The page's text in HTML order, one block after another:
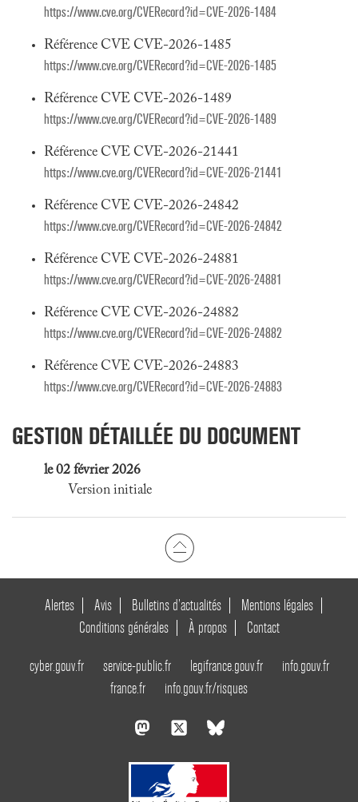
https://www.cve.org/CVERecord?id=CVE-2026-1484
Référence CVE CVE-2026-1485
https://www.cve.org/CVERecord?id=CVE-2026-1485
Référence CVE CVE-2026-1489
https://www.cve.org/CVERecord?id=CVE-2026-1489
Référence CVE CVE-2026-21441
https://www.cve.org/CVERecord?id=CVE-2026-21441
Référence CVE CVE-2026-24842
https://www.cve.org/CVERecord?id=CVE-2026-24842
Référence CVE CVE-2026-24881
https://www.cve.org/CVERecord?id=CVE-2026-24881
Référence CVE CVE-2026-24882
https://www.cve.org/CVERecord?id=CVE-2026-24882
Référence CVE CVE-2026-24883
https://www.cve.org/CVERecord?id=CVE-2026-24883
GESTION DÉTAILLÉE DU DOCUMENT
le 02 février 2026
Version initiale
Alertes Avis Bulletins d’actualités
Mentions légales
Conditions générales
À propos Contact
cyber.gouv.fr service-public.fr legifrance.gouv.fr
info.gouv.fr
france.fr
info.gouv.fr/risques